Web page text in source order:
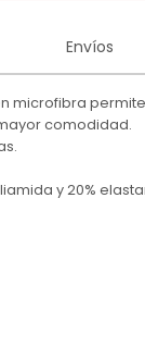
Envíos
microfibra
comodidad.
y 20%